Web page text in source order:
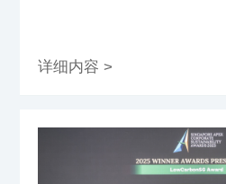
详细内容 >